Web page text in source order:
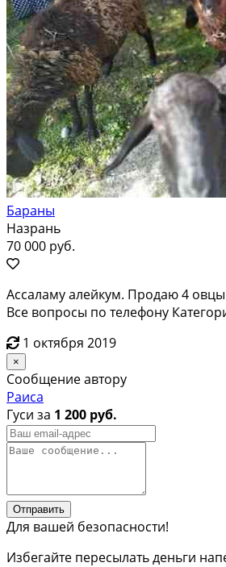
Бараны
Назрань
70 000 руб.
Ассаламу алейкум. Продаю 4 овцы
Все вопросы по телефону
1 октября 2019
×
Сообщение автору
Раиса
Гуси за 1 200 руб.
Отправить
Для вашей безопасности!
Избегайте пересылать деньги